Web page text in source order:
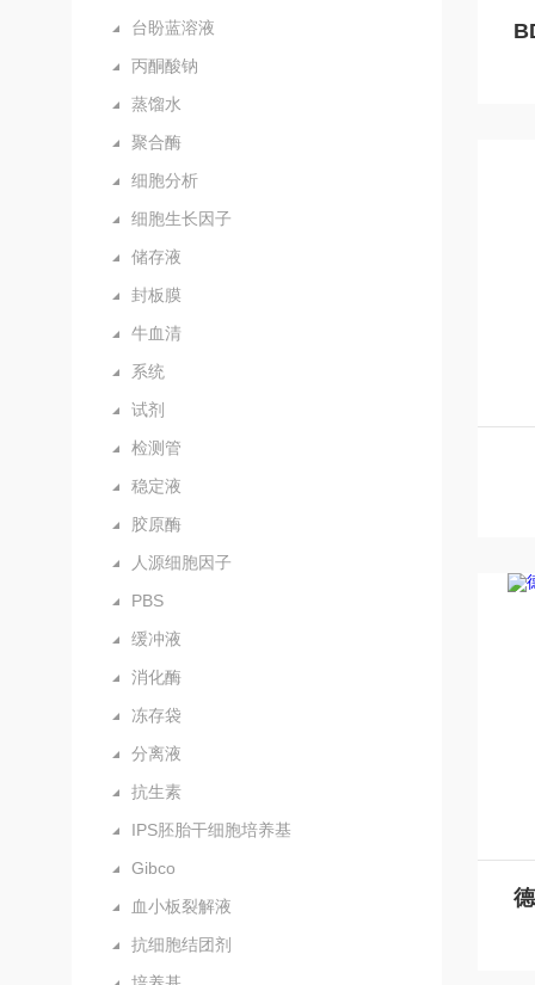
台盼蓝溶液
丙酮酸钠
蒸馏水
聚合酶
细胞分析
细胞生长因子
储存液
封板膜
牛血清
系统
试剂
检测管
稳定液
胶原酶
人源细胞因子
PBS
缓冲液
消化酶
冻存袋
分离液
抗生素
IPS胚胎干细胞培养基
Gibco
血小板裂解液
抗细胞结团剂